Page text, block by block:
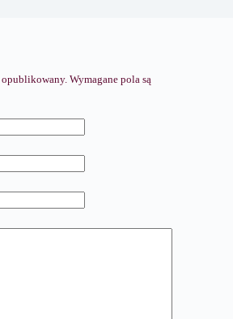
opublikowany. Wymagane pola są